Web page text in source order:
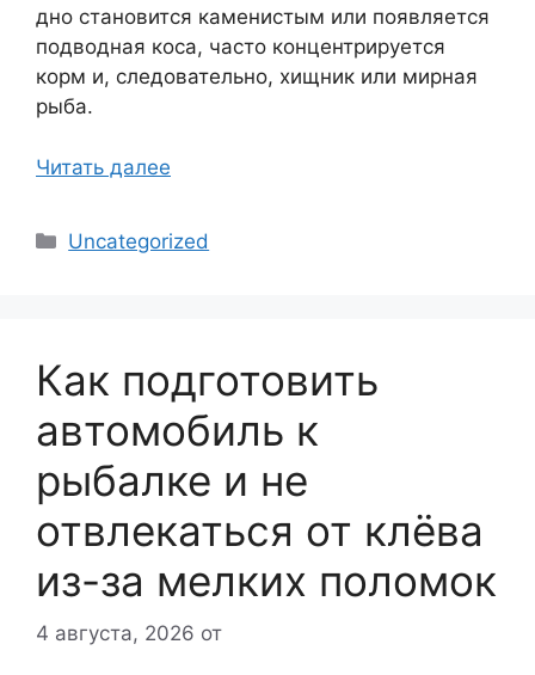
дно становится каменистым или появляется
подводная коса, часто концентрируется
корм и, следовательно, хищник или мирная
рыба.
Читать далее
Рубрики
Uncategorized
Как подготовить
автомобиль к
рыбалке и не
отвлекаться от клёва
из-за мелких поломок
4 августа, 2026 от